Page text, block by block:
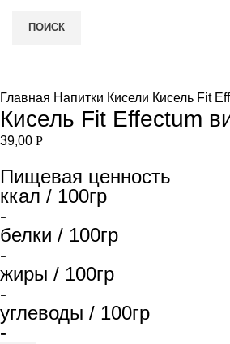
ПОИСК
Главная Напитки Кисели Кисель Fit
Кисель Fit Effectum
39,00 Р
Пищевая ценность
ккал / 100гр
-
белки / 100гр
-
жиры / 100гр
-
углеводы / 100гр
-